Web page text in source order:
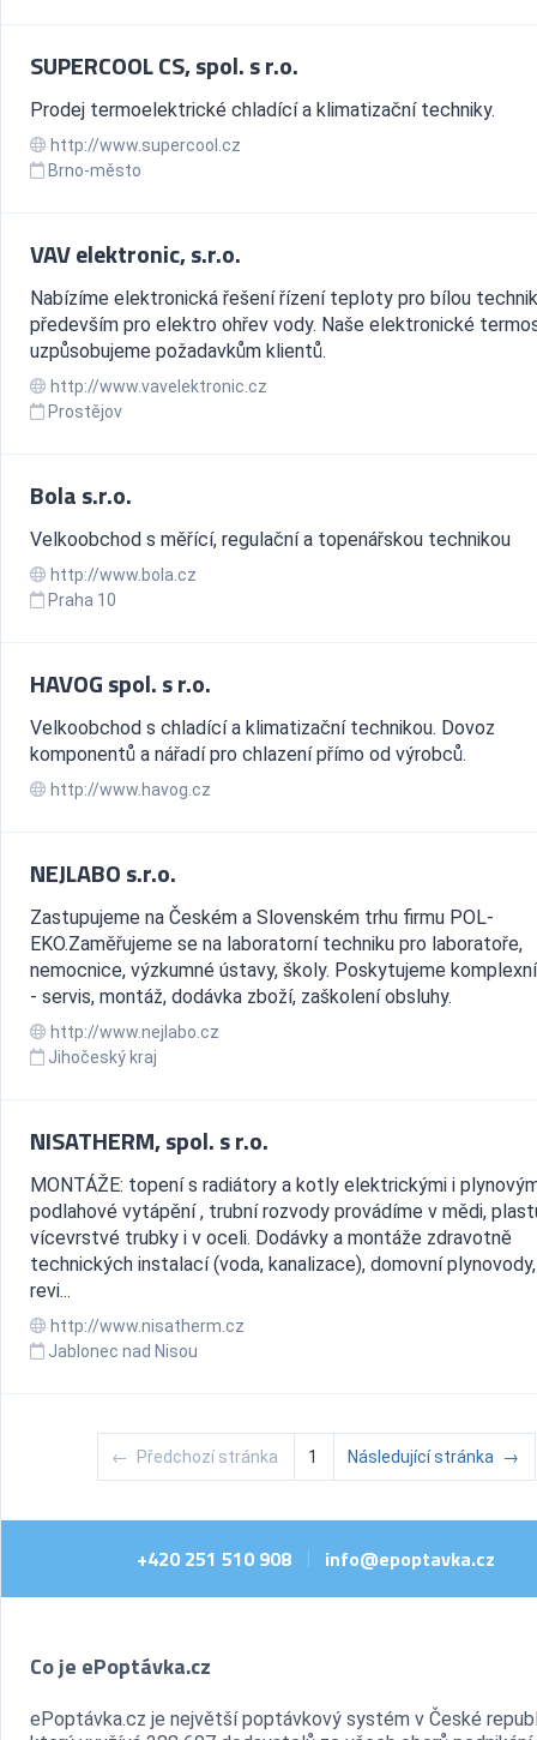
SUPERCOOL CS, spol. s r.o.
Prodej termoelektrické chladící a klimatizační techniky.
http://www.supercool.cz
Brno-město
VAV elektronic, s.r.o.
Nabízíme elektronická řešení řízení teploty pro bílou
především pro elektro ohřev vody. Naše elektronické
uzpůsobujeme požadavkům klientů.
http://www.vavelektronic.cz
Prostějov
Bola s.r.o.
Velkoobchod s měřící, regulační a topenářskou technikou
http://www.bola.cz
Praha 10
HAVOG spol. s r.o.
Velkoobchod s chladící a klimatizační technikou. Dovoz
komponentů a nářadí pro chlazení přímo od výrobců.
http://www.havog.cz
NEJLABO s.r.o.
Zastupujeme na Českém a Slovenském trhu firmu POL-
EKO.Zaměřujeme se na laboratorní techniku pro laboratoře,
nemocnice, výzkumné ústavy, školy. Poskytujeme
- servis, montáž, dodávka zboží, zaškolení obsluhy.
http://www.nejlabo.cz
Jihočeský kraj
NISATHERM, spol. s r.o.
MONTÁŽE: topení s radiátory a kotly elektrickými i
podlahové vytápění , trubní rozvody provádíme v mědi,
vícevrstvé trubky i v oceli. Dodávky a montáže zdravotně
technických instalací (voda, kanalizace), domovní
revi...
http://www.nisatherm.cz
Jablonec nad Nisou
← Předchozí stránka 1 Následující stránka →
+420 251 510 908 | info@epoptavka.cz
Co je ePoptávka.cz
ePoptávka.cz je největší poptávkový systém v České